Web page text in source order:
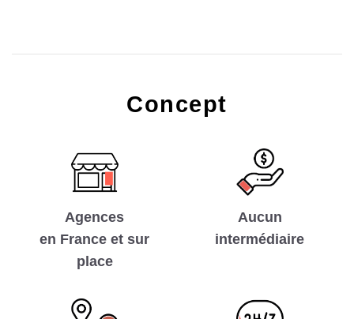
Concept
Agences
en France et sur
place
Aucun
intermédiaire